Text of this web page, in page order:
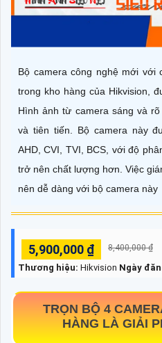
Bộ camera công nghệ mới với
trong kho hàng của Hikvision,
Hình ảnh từ camera sáng và
và tiên tiến. Bộ camera này
AHD, CVI, TVI, BCS, với độ
trở nên chất lượng hơn. Việc
nên dễ dàng với bộ camera này
5,900,000 ₫ 8,400,000 ₫
Thương hiệu: Hikvision Ngày
TRỌN BỘ 4
HÀNG LÀ GIẢI